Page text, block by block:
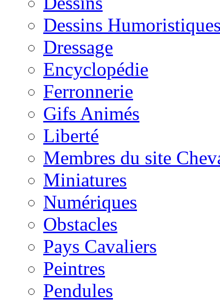
Dessins
Dressage
Encyclopédie
Ferronnerie
Gifs Animés
Liberté
Membres du site
Miniatures
Numériques
Obstacles
Pays Cavaliers
Peintres
Pendules